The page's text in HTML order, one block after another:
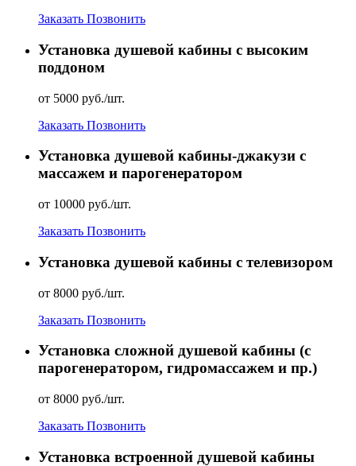
Заказать Позвонить
Установка душевой кабины с высоким
поддоном
от 5000 руб./шт.
Заказать Позвонить
Установка душевой кабины-джакузи с
массажем и парогенератором
от 10000 руб./шт.
Заказать Позвонить
Установка душевой кабины с телевизором
от 8000 руб./шт.
Заказать Позвонить
Установка сложной душевой кабины (с
парогенератором, гидромассажем и пр.)
от 8000 руб./шт.
Заказать Позвонить
Установка встроенной душевой кабины